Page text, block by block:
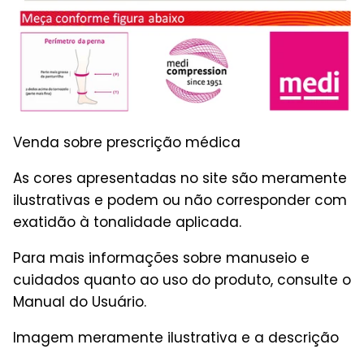
Venda sobre prescrição médica
As cores apresentadas no site são meramente
ilustrativas e podem ou não corresponder com
exatidão à tonalidade aplicada.
Para mais informações sobre manuseio e
cuidados quanto ao uso do produto, consulte o
Manual do Usuário.
Imagem meramente ilustrativa e a descrição